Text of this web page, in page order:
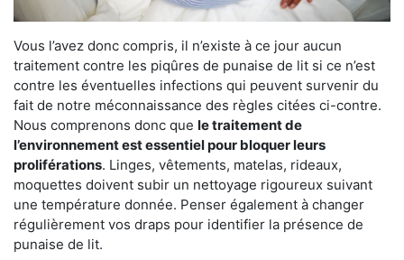
Vous l’avez donc compris, il n’existe à ce jour aucun
traitement contre les piqûres de punaise de lit si ce n’est
contre les éventuelles infections qui peuvent survenir du
fait de notre méconnaissance des règles citées ci-contre.
Nous comprenons donc que le traitement de
l’environnement est essentiel pour bloquer leurs
proliférations. Linges, vêtements, matelas, rideaux,
moquettes doivent subir un nettoyage rigoureux suivant
une température donnée. Penser également à changer
régulièrement vos draps pour identifier la présence de
punaise de lit.